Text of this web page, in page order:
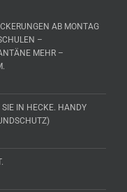
AB MONTAG
–
MEHR –
SIE IN HECKE. HANDY